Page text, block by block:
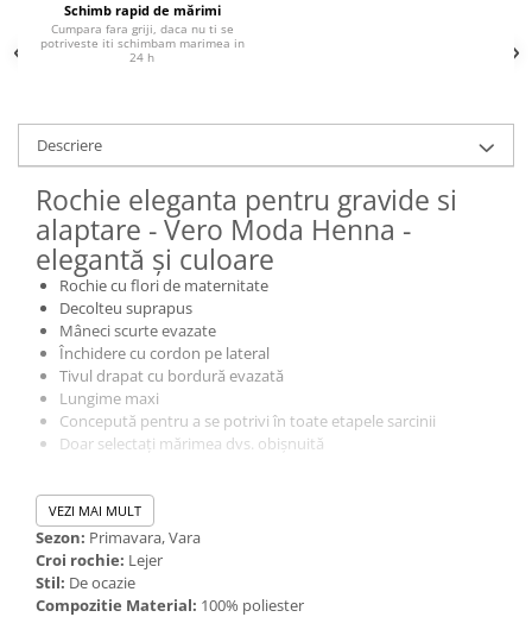
Schimb rapid de mărimi
Cumpara fara griji, daca nu ti se
potriveste iti schimbam marimea in
24 h
Descriere
Rochie eleganta pentru gravide si
alaptare - Vero Moda Henna -
elegantă și culoare
Rochie cu flori de maternitate
Decolteu suprapus
Mâneci scurte evazate
Închidere cu cordon pe lateral
Tivul drapat cu bordură evazată
Lungime maxi
Concepută pentru a se potrivi în toate etapele sarcinii
Doar selectați mărimea dvs. obișnuită
un produs foarte versatil. Cu o pereche de teniși o poți purta în
parc, dacă-i pui o sanda elegantă e perfectă pentru acele petreceri
de vară la care vrei să impresionezi prin culoare și feminitate.
VEZI MAI MULT
Sezon: Primavara, Vara
Croi rochie: Lejer
Stil: De ocazie
Compozitie Material: 100% poliester